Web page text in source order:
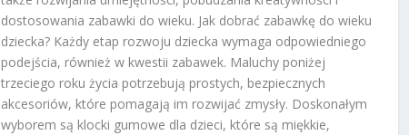
dostosowania zabawki do wieku. Jak dobrać zabawkę do wieku
dziecka? Każdy etap rozwoju dziecka wymaga odpowiedniego
podejścia, również w kwestii zabawek. Maluchy poniżej
trzeciego roku życia potrzebują prostych, bezpiecznych
akcesoriów, które pomagają im rozwijać zmysły. Doskonałym
wyborem są klocki gumowe dla dzieci, które są miękkie,